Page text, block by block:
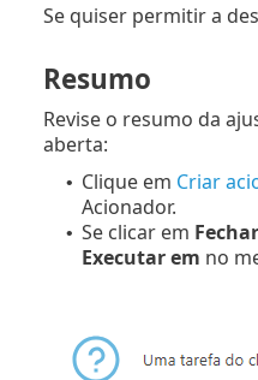
Se quiser permitir a
Resumo
Revise o resumo da
aberta:
• Clique em Criar
Acionador.
• Se clicar em Fechar
Executar em no